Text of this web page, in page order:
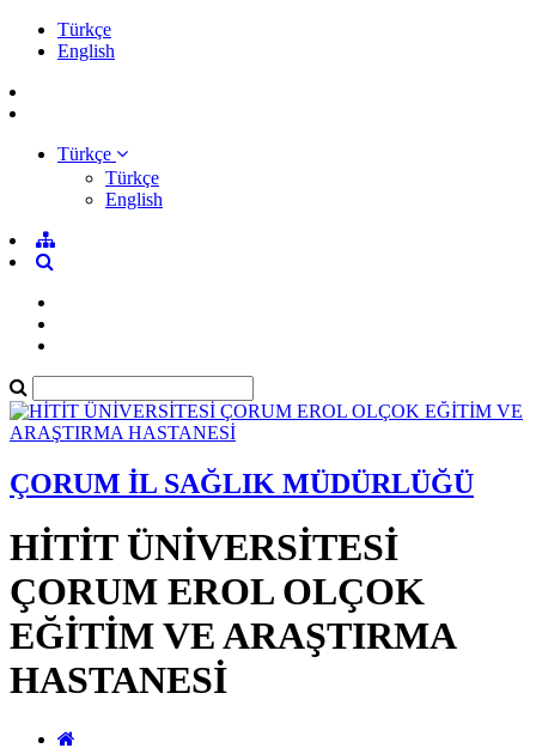
Türkçe
English
Türkçe
Türkçe
English
ÇORUM İL SAĞLIK MÜDÜRLÜĞÜ
HİTİT ÜNİVERSİTESİ
ÇORUM EROL OLÇOK
EĞİTİM VE ARAŞTIRMA
HASTANESİ